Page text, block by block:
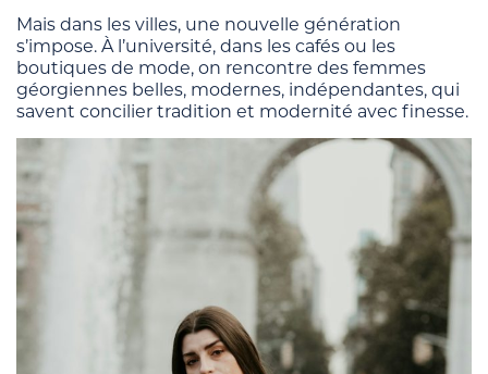
Mais dans les villes, une nouvelle génération
s’impose. À l’université, dans les cafés ou les
boutiques de mode, on rencontre des femmes
géorgiennes belles, modernes, indépendantes, qui
savent concilier tradition et modernité avec finesse.